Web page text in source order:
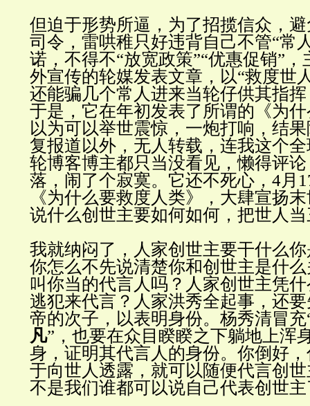
但迫于形势所逼，为了招揽信众，
司令，雷哄稚只好违背自己不管“常
诺，不得不“放宽政策”“优惠促销”
外宣传的轮媒发表文章，以“救度世
还能骗几个常人进来当轮仔供其指
于是，它在年初发表了所谓的《为
以为可以举世震惊，一炮打响，结
复报道以外，无人转载，连我这个
轮博客博主都只当没看见，懒得评
落，闹了个寂寞。它还不死心，4月
《为什么要救度人类》，大肆宣扬
说什么创世主要如何如何，把世人
我就纳闷了，人家创世主要干什么
你怎么不先说清楚你和创世主是什
叫你当的代言人吗？人家创世主凭
逃犯来代言？人家洪秀全起事，还
帝的次子，以表明身份。杨秀清冒充
凡”，也要在众目睽睽之下躺地上浑
身，证明其代言人的身份。你倒好
于向世人透露，就可以随便代言创
不是我们谁都可以说自己代表创世